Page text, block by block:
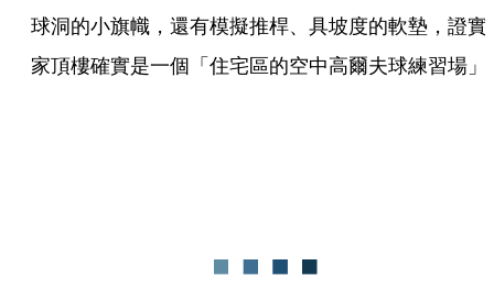
球洞的小旗幟，還有模擬推桿、具坡度的軟墊，證實
家頂樓確實是一個「住宅區的空中高爾夫球練習場」